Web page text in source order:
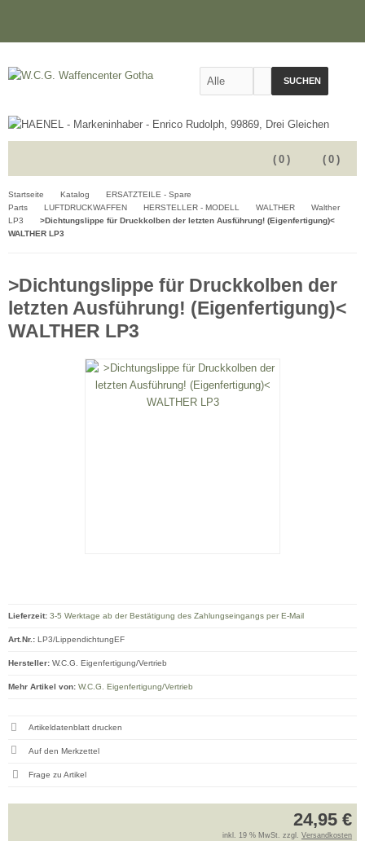
SUCHEN
( 0 )
( 0 )
Startseite Katalog
ERSATZTEILE - Spare
Parts
LUFTDRUCKWAFFEN HERSTELLER - MODELL WALTHER
Walther
LP3
>Dichtungslippe für Druckkolben der letzten Ausführung! (Eigenfertigung)<
WALTHER LP3
>Dichtungslippe für Druckkolben der
letzten Ausführung! (Eigenfertigung)<
WALTHER LP3
24,95 €
inkl. 19 % MwSt. zzgl. Versandkosten
Lieferzeit: 3-5 Werktage ab der Bestätigung des Zahlungseingangs per E-Mail
Art.Nr.: LP3/LippendichtungEF
Hersteller: W.C.G. Eigenfertigung/Vertrieb
Mehr Artikel von: W.C.G. Eigenfertigung/Vertrieb
Artikeldatenblatt drucken
Frage zu Artikel